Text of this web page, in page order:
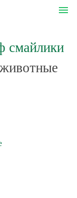
menu
смайлики